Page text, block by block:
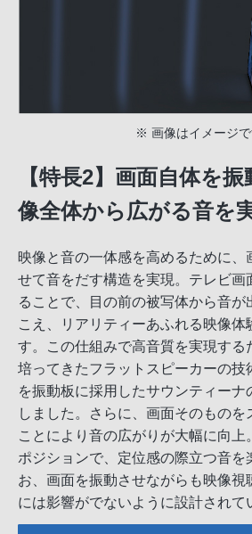
※ 画像はイメージ
【特長2】画面自体を
像全体から広がる音を
映像と音の一体感を高めるために、
せて音をだす構造を実現。テレビ画
ることで、目の前の被写体から音が
こえ、リアリティーあふれる映像体
す。この仕組みで高音質を実現する
培ってきたフラットスピーカーの技
を振動板に採用したサウンティーナ
しました。さらに、画面そのものを
ことにより音の広がりが大幅に向上
ポジションで、定位感の際立つ音を
お、画面を振動させながらも映像視
には影響がでないように設計されて